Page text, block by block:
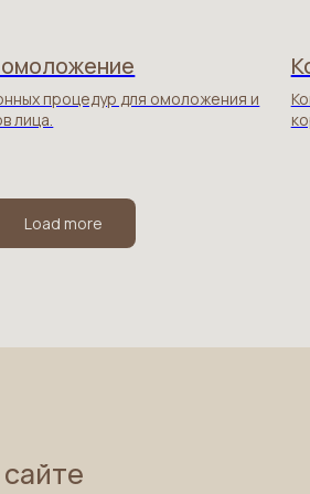
процедур для омоложения и
лица.
Load more